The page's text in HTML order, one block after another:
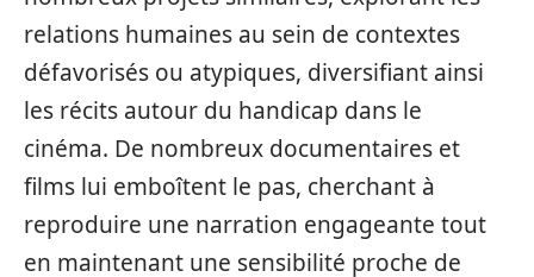
relations humaines au sein de contextes
défavorisés ou atypiques, diversifiant ainsi
les récits autour du handicap dans le
cinéma. De nombreux documentaires et
films lui emboîtent le pas, cherchant à
reproduire une narration engageante tout
en maintenant une sensibilité proche de